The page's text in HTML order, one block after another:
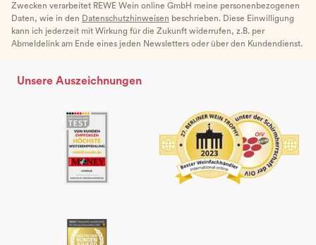
Zwecken verarbeitet REWE Wein online GmbH meine personenbezogenen
Daten, wie in den Datenschutzhinweisen beschrieben. Diese Einwilligung
kann ich jederzeit mit Wirkung für die Zukunft widerrufen, z.B. per
Abmeldelink am Ende eines jeden Newsletters oder über den Kundendienst.
Unsere Auszeichnungen